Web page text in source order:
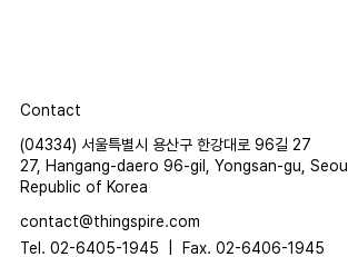
Contact
(04334) 서울특별시 용산구 한강대로 96길 27
27, Hangang-daero 96-gil, Yongsan-gu, Seoul,
Republic of Korea
contact@thingspire.com
Tel. 02-6405-1945 | Fax. 02-6406-1945